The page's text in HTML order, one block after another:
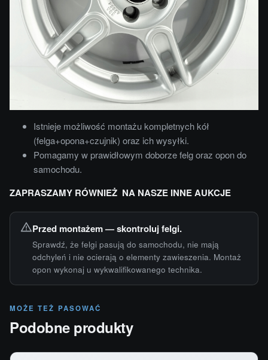
Istnieje możliwość montażu kompletnych kół
(felga+opona+czujnik) oraz ich wysyłki.
Pomagamy w prawidłowym doborze felg oraz opon do
samochodu.
ZAPRASZAMY RÓWNIEŻ NA NASZE INNE AUKCJE
Przed montażem — skontroluj felgi.
Sprawdź, że felgi pasują do samochodu, nie mają
odchyleń i nie ocierają o elementy zawieszenia. Montaż
opon wykonaj u wykwalifikowanego technika.
MOŻE TEŻ PASOWAĆ
Podobne produkty